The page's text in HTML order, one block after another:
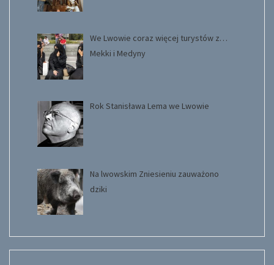
We Lwowie coraz więcej turystów z…
Mekki i Medyny
Rok Stanisława Lema we Lwowie
Na lwowskim Zniesieniu zauważono
dziki